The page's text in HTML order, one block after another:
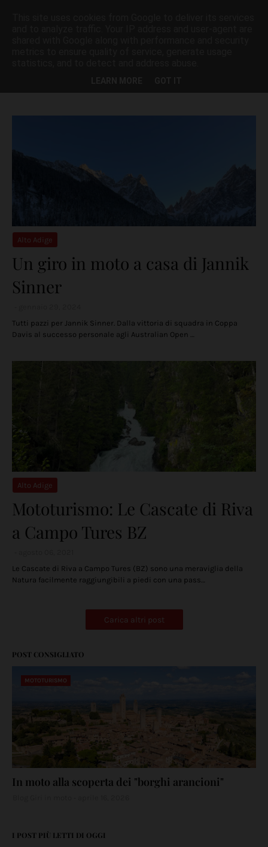
Alto Adige
Un giro in moto a casa di Jannik
Sinner
Tutti pazzi per Jannik Sinner. Dalla vittoria di squadra in Coppa
Davis al successo personale agli Australian Open …
Alto Adige
Mototurismo: Le Cascate di Riva
a Campo Tures BZ
Le Cascate di Riva a Campo Tures (BZ) sono una meraviglia della
Natura facilmente raggiungibili a piedi con una pass…
Carica altri post
POST CONSIGLIATO
MOTOTURISMO
In moto alla scoperta dei "borghi arancioni"
I POST PIÙ LETTI DI OGGI